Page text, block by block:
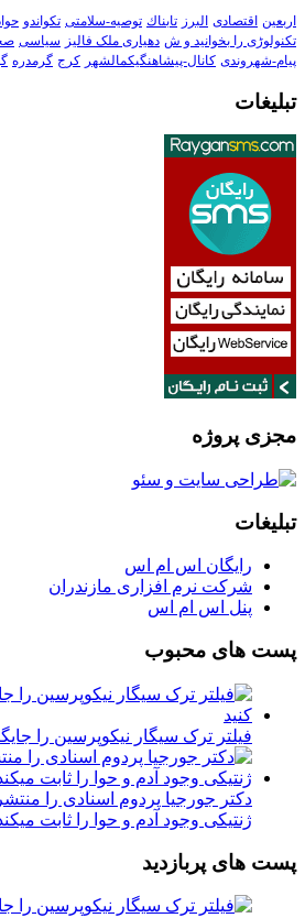
اربعین اقتصادی البرز تابناك توصیه-سلامتی تکواندو
تکنولوڑی را بخوانید و ش دهیاری ملک فالیز سیاسی
پیام-شهروندی کانال-پیشاهنگیکمالشهر کرج گرمدره
تبلیغات
مجزی پروژه
تبلیغات
رایگان اس ام اس
شرکت نرم افزاری مازندران
پنل اس ام اس
پست های محبوب
فیلتر ترک سیگار نیکوپرسین را
دکتر جورجیا پردوم اسنادی را
ژنتیکی وجود آدم و حوا را ثابت
پست های پربازدید